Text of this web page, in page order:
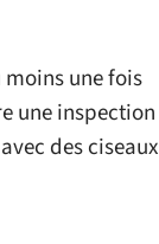
une fois
une inspection
des ciseaux